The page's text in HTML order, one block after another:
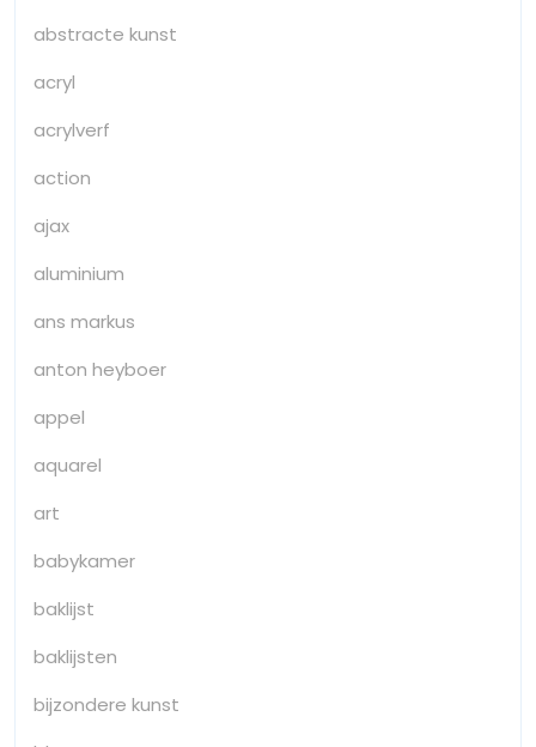
abstracte kunst
acryl
acrylverf
action
ajax
aluminium
ans markus
anton heyboer
appel
aquarel
art
babykamer
baklijst
baklijsten
bijzondere kunst